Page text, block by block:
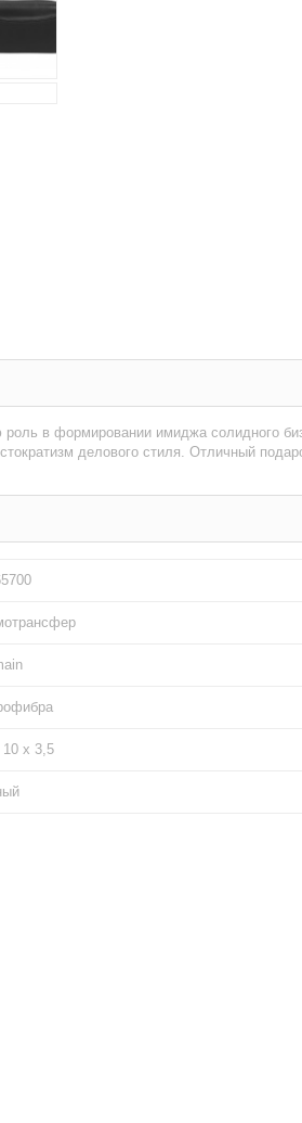
в формировании имиджа солидного
делового стиля. Отличный
10 х 3,5